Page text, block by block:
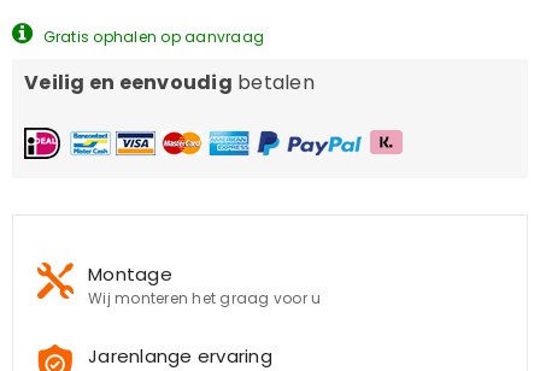
Gratis ophalen op aanvraag
Veilig en eenvoudig betalen
Montage
Wij monteren het graag voor u
Jarenlange ervaring